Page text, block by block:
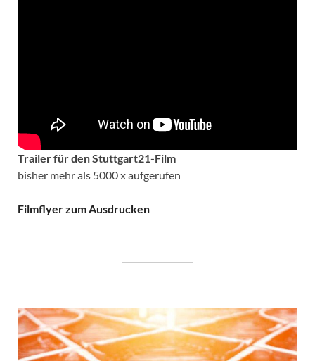
Trailer für den Stuttgart21-Film
bisher mehr als 5000 x aufgerufen
Filmflyer zum Ausdrucken